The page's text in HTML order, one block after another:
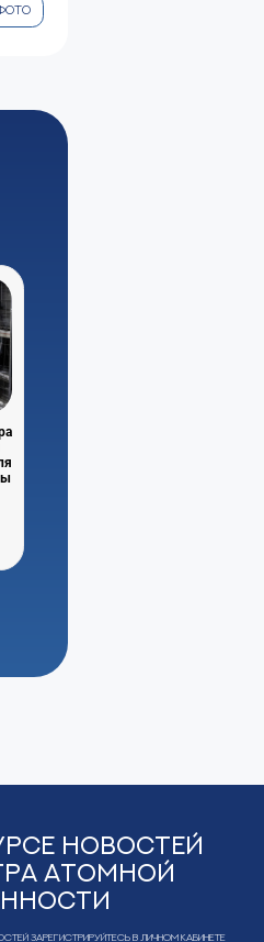
новостей
Атомной
зарегистрируйтесь в Личном кабинете